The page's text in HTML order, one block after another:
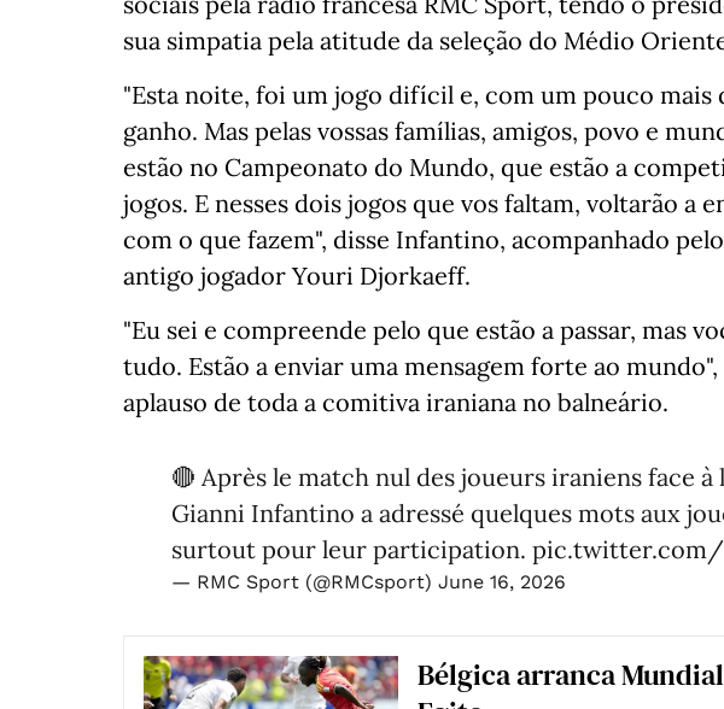
sua simpatia pela atitude da seleção do Médio
"Esta noite, foi um jogo difícil e, com um pouco
ganho. Mas pelas vossas famílias, amigos, povo e
estão no Campeonato do Mundo, que estão a
jogos. E nesses dois jogos que vos faltam, voltarão a
com o que fazem", disse Infantino, acompanhado
antigo jogador Youri Djorkaeff.
"Eu sei e compreende pelo que estão a passar, mas
tudo. Estão a enviar uma mensagem forte ao
aplauso de toda a comitiva iraniana no balneário.
🔴 Après le match nul des joueurs iraniens face à
Gianni Infantino a adressé quelques mots aux
surtout pour leur participation. pic.twitter.com/
— RMC Sport (@RMCsport) June 16, 2026
Bélgica arranca